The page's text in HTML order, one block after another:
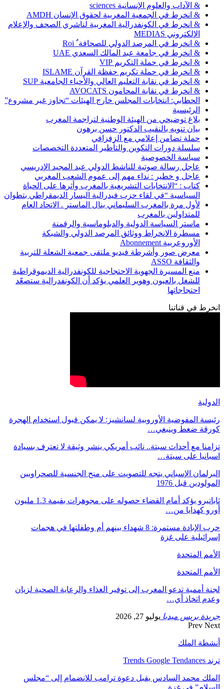
& الآداب والعلوم الإنسانية sciences
& انخرط في الجمعية المغربية لحقوق الإنسان AMDH
& انخرط في الكونفدرالية المغربية لناشري الصحف والإعلام
الإلكتروني MEDIAS
& انخرط في المرصد الدولي للصحافة ٌ Roi
& انخرط في جامعة عبد المالك السعدي UAE
& انخرط في حملة التكريم VIP
& انخرط في حملة تكريم حفظة القرآن ISLAME
& انخرط في نقابة التعليم العالي والأحياء الجامعية SUP
& انخرط في نقابة المحامون AVOCATS
الحطابي: انتخابات المجلس خارج الهيئات “تجاوز غير مشروع”
الرئيسية
بلاغ توضيحي من الهيئة الوطنية لتراجمة المغرب
بيان تنويه بالنقيب الدكتور حسن برهون
حملة تضامن إعلامي مع الزفزافي
سلسلة دورات التكوين والتأطير المتعددة التخصصات
سياسة الخصوصية
عاجل رسالة صوتية للناشط الدولي عبد المجيد الإدريسي
عاجل و خطير : نداء مهم إلى عموم الشعب المغربي
كتاب : “الانتخابات التشريعية بالمغرب وأثرها على الحياة
السياسية “في لقاء حزب فيدرالية اليسار الديمقراطي بتطوان
لأول مرة بالمغرب السليماني ينال الماستر . الاتحاد العام
للمتداولين بالمغرب
ماستر السياسة الدولية والدبلوماسية والرقمنة
مسطرة الانخراط ووثائق المرصد الدولي والشبكة
الأوروعربية Abonnement
معرض صور وأشرطة فيديو ملتقى جمعية الشعلة للتربية
والثقافة ASSO
منع المسيرة الجهوية الاحتجاجية للكونفدرالية الديموقراطية
للشغل بالعيون وهوير العلمي يؤكد أن الكونفدرالية ستصعّد
احتجاجاتها
انخرط في قناتنا
الدولية
رئيسة المفوضية الأوروبية لسانشيز: لا يمكن قبول استخدام الهجرة
كورقة ضغط وينبغي…
تزامنا مع أحداث سبتة.. نائب أمريكي ينشر وثيقة لا تعترف بسيادة
اسبانيا على سبتة…
البرلمان الإسباني يتجه للتصويت على منح الجنسية للصحراويين
المولودين قبل 1976
ثاباتيرو يؤكد أمام القضاء حصوله على مجوهرات بقيمة 1.3 مليون
أورو كهدايا من…
حرب الإبادة مستمرة: 8 شهداء بينهم أم وطفلتها في هجمات
إسرائيلية على غزة
الأمم المتحدة
الأمم المتحدة
لجنة أممية تدعو المغرب إلى توفير الغذاء والرعاية الصحية لزيان
وعدم اتخاذ أي…
جريدة بريس ميديا يوليو 27, 2026
Prev Next
أنشطة الملك
ترند Trends Google Tendances
الملك محمد السادس يقبل دعوة ترامب للانضمام إلى “مجلس
السلام” في غزة